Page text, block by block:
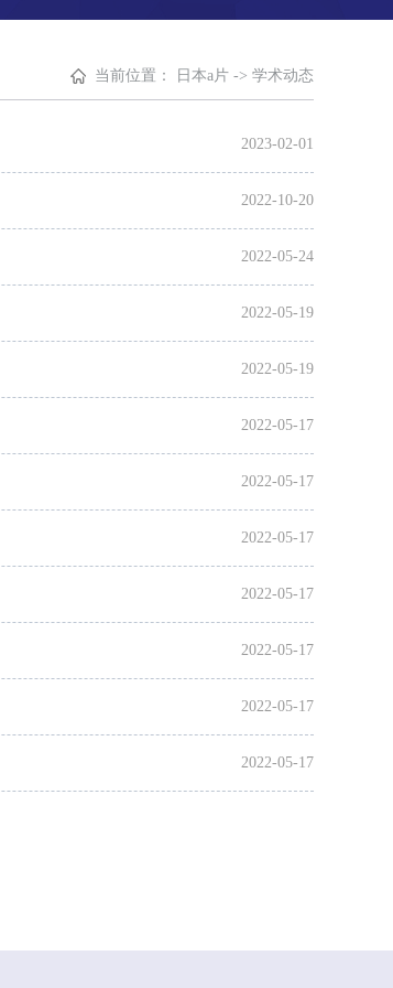
当前位置： 日本a片 -> 学术动态
2023-02-01
2022-10-20
2022-05-24
2022-05-19
2022-05-19
2022-05-17
2022-05-17
2022-05-17
2022-05-17
2022-05-17
2022-05-17
2022-05-17